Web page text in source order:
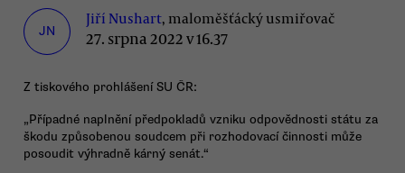
JN
Jiří Nushart, maloměšťácký usmiřovač
27. srpna 2022 v 16.37
Z tiskového prohlášení SU ČR:
„Případné naplnění předpokladů vzniku odpovědnosti státu za
škodu způsobenou soudcem při rozhodovací činnosti může
posoudit výhradně kárný senát.“